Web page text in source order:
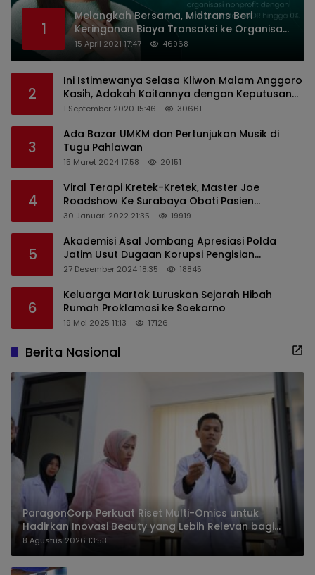
1
Melangkah Bersama, Midtrans Beri
Keringanan Biaya Transaksi ke Organisasi
Nirlaba Indonesia
15 April 2021 17:47 46968
2
Ini Istimewanya Selasa Kliwon Malam Anggoro
Kasih, Adakah Kaitannya dengan Keputusan
PDIP?
1 September 2020 15:46 30661
3
Ada Bazar UMKM dan Pertunjukan Musik di
Tugu Pahlawan
15 Maret 2024 17:58 20151
4
Viral Terapi Kretek-Kretek, Master Joe
Roadshow Ke Surabaya Obati Pasien
Sekaligus Edukasi Masyarakat
30 Januari 2022 21:35 19919
5
Akademisi Asal Jombang Apresiasi Polda
Jatim Usut Dugaan Korupsi Pengisian
Perangkat Desa di Kediri
27 Desember 2024 18:35 18845
6
Keluarga Martak Luruskan Sejarah Hibah
Rumah Proklamasi ke Soekarno
19 Mei 2025 11:13 17126
Berita Nasional
ParagonCorp Perkuat Riset Multi-Omics untuk
Hadirkan Inovasi Beauty yang Lebih Relevan bagi
Masyarakat Indonesia
8 Agustus 2026 13:53